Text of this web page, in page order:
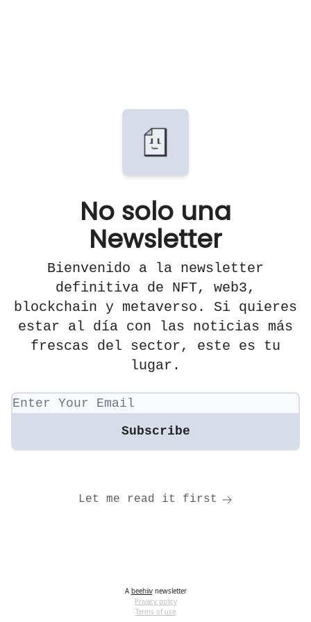
No solo una
Newsletter
Bienvenido a la newsletter
definitiva de NFT, web3,
blockchain y metaverso. Si quieres
estar al día con las noticias más
frescas del sector, este es tu
lugar.
Let me read it first
A beehiivnewsletter
Privacy policy
Terms of use